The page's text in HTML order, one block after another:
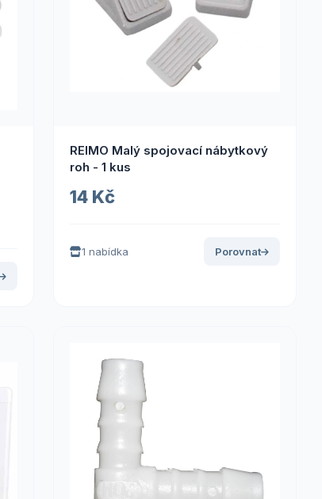
REIMO Malý spojovací nábytkový
roh - 1 kus
14 Kč
1 nabídka Porovnat